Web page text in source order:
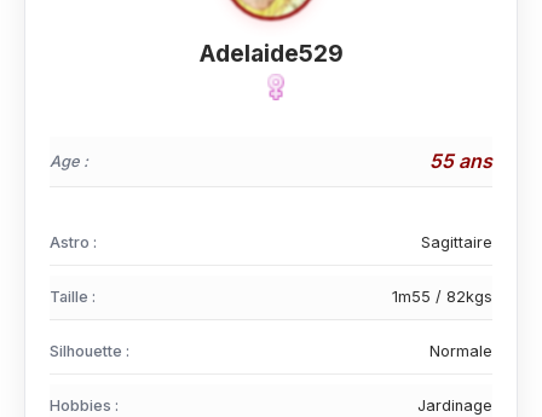
Adelaide529
Age : 55 ans
Astro : Sagittaire
Taille : 1m55 / 82kgs
Silhouette : Normale
Hobbies : Jardinage